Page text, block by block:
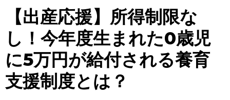
【出産応援】所得制限な
し！今年度生まれた0歳児
に5万円が給付される養育
支援制度とは？